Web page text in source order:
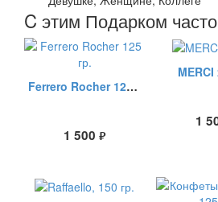
C этим Подарком
Ferrero Rocher 125 гр.
1 500 руб.
MERCI
1